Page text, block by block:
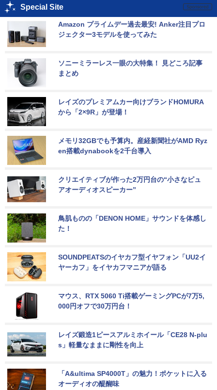
Special Site
Amazon プライムデー過去最安! Anker注目プロ
ジェクター3モデルを使ってみた
ソニーミラーレス一眼の大特集！ 見どころ記事
まとめ
レイズのプレミアムカー向けブランドHOMURA
から「2×9R」が登場！
メモリ32GBでも予算内。産経新聞社がAMD Ryz
en搭載dynabookを2千台導入
クリエイティブが作った2万円台の“小さなピュ
アオーディオスピーカー”
鳥肌ものの「DENON HOME」サウンドを体感し
た！
SOUNDPEATSのイヤカフ型イヤフォン「UU2イ
ヤーカフ」をイヤカフマニアが語る
マウス、RTX 5060 Ti搭載ゲーミングPCが7万5,
000円オフで30万円台！
レイズ鍛造1ピースアルミホイール「CE28 N-plu
s」軽量なままに剛性を向上
「A&ultima SP4000T」の魅力！ポケットに入る
オーディオの醍醐味